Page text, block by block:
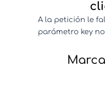
A la petición le
parámetro key